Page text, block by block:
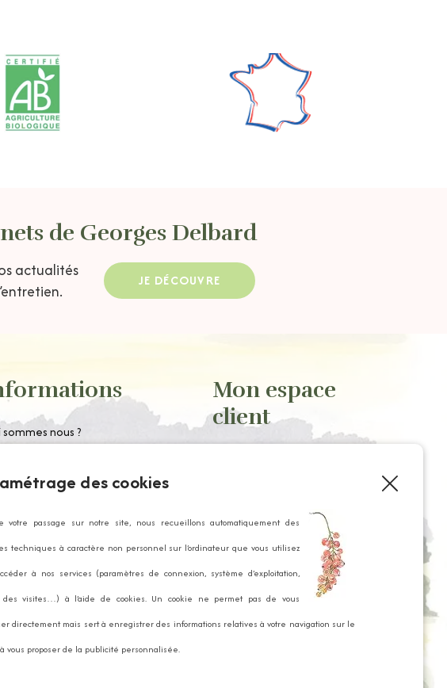
de Georges Delbard
actualités
JE DÉCOUVRE
nous ?
gratuitement
de confidentialité
Aux Questions
des Cookies
Mon espace
client
Paniers enregistrés
des cookies
votre passage sur notre site, nous recueillons automatiquement des
techniques à caractère non personnel sur l’ordinateur que vous utilisez
à nos services (paramètres de connexion, système d’exploitation,
visites…) à l’aide de cookies. Un cookie ne permet pas de vous
directement mais sert à enregistrer des informations relatives à votre navigation sur le
vous proposer de la publicité personnalisée.